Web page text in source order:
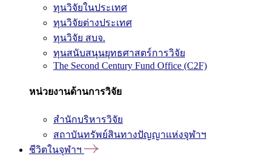
ทุนวิจัยในประเทศ
ทุนวิจัยต่างประเทศ
ทุนวิจัย สบจ.
ทุนสนับสนุนยุทธศาสตร์การวิจัย
The Second Century Fund Office (C2F)
หน่วยงานด้านการวิจัย
สำนักบริหารวิจัย
สถาบันทรัพย์สินทางปัญญาแห่งจุฬาฯ
ชีวิตในจุฬาฯ